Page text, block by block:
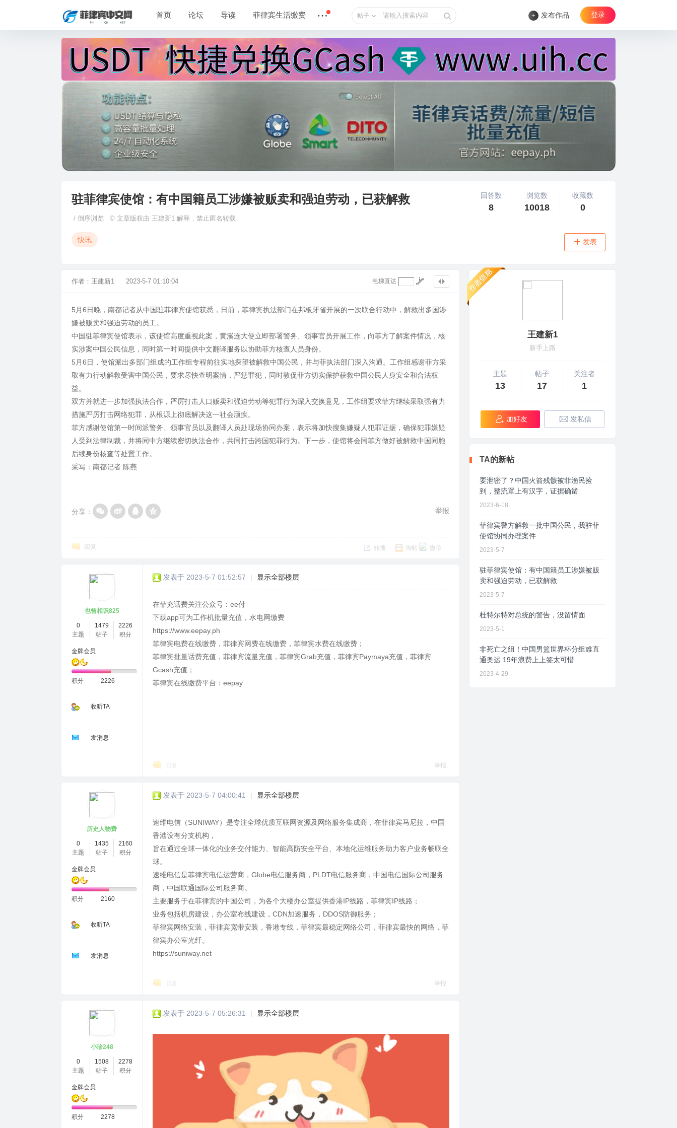
首页 论坛 导读 菲律宾生活缴费 帖子 + 发布作品 登录
驻菲律宾使馆：有中国籍员工涉嫌被贩卖和强迫劳动，已获解救
/ 倒序浏览 © 文章版权由 王建新1 解释，禁止匿名转载
快讯
回答数
8
浏览数
10018
收藏数
0
发表
作者： 王建新1 2023-5-7 01:10:04 电梯直达
5月6日晚，南都记者从中国驻菲律宾使馆获悉，日前，菲律宾执法部门在邦板牙省开展的一次联合行动中，解救出多国涉
嫌被贩卖和强迫劳动的员工。
中国驻菲律宾使馆表示，该使馆高度重视此案，黄溪连大使立即部署警务、领事官员开展工作，向菲方了解案件情况，核
实涉案中国公民信息，同时第一时间提供中文翻译服务以协助菲方核查人员身份。
5月6日，使馆派出多部门组成的工作组专程前往实地探望被解救中国公民，并与菲执法部门深入沟通。工作组感谢菲方采
取有力行动解救受害中国公民，要求尽快查明案情，严惩罪犯，同时敦促菲方切实保护获救中国公民人身安全和合法权
益。
双方并就进一步加强执法合作，严厉打击人口贩卖和强迫劳动等犯罪行为深入交换意见，工作组要求菲方继续采取强有力
措施严厉打击网络犯罪，从根源上彻底解决这一社会顽疾。
菲方感谢使馆第一时间派警务、领事官员以及翻译人员赴现场协同办案，表示将加快搜集嫌疑人犯罪证据，确保犯罪嫌疑
人受到法律制裁，并将同中方继续密切执法合作，共同打击跨国犯罪行为。下一步，使馆将会同菲方做好被解救中国同胞
后续身份核查等处置工作。
采写：南都记者 陈燕
分享： 举报
转播 淘帖 微信
回复
也曾相识825
0
主题
1479
帖子
2226
积分
金牌会员
积分 2226
收听TA
发消息
发表于 2023-5-7 01:52:57 | 显示全部楼层
在菲充话费关注公众号：ee付
下载app可为工作机批量充值，水电网缴费
https://www.eepay.ph
菲律宾电费在线缴费，菲律宾网费在线缴费，菲律宾水费在线缴费；
菲律宾批量话费充值，菲律宾流量充值，菲律宾Grab充值，菲律宾Paymaya充值，菲律宾
Gcash充值；
菲律宾在线缴费平台：eepay
举报
历史人物费
0
主题
1435
帖子
2160
积分
金牌会员
积分 2160
收听TA
发消息
发表于 2023-5-7 04:00:41 | 显示全部楼层
速维电信（SUNIWAY）是专注全球优质互联网资源及网络服务集成商，在菲律宾马尼拉，中国
香港设有分支机构，
旨在通过全球一体化的业务交付能力、智能高防安全平台、本地化运维服务助力客户业务畅联全
球。
速维电信是菲律宾电信运营商，Globe电信服务商，PLDT电信服务商，中国电信国际公司服务
商，中国联通国际公司服务商。
主要服务于在菲律宾的中国公司，为各个大楼办公室提供香港IP线路，菲律宾IP线路；
业务包括机房建设，办公室布线建设，CDN加速服务，DDOS防御服务；
菲律宾网络安装，菲律宾宽带安装，香港专线，菲律宾最稳定网络公司，菲律宾最快的网络，菲
律宾办公室光纤。
https://suniway.net
举报
小珍248
0
主题
1508
帖子
2278
积分
金牌会员
积分 2278
发表于 2023-5-7 05:26:31 | 显示全部楼层
王建新1
新手上路
主题
13
帖子
17
关注者
1
加好友 发私信
TA的新帖
要泄密了？中国火箭残骸被菲渔民捡
到，整流罩上有汉字，证据确凿
2023-6-18
菲律宾警方解救一批中国公民，我驻菲
使馆协同办理案件
2023-5-7
驻菲律宾使馆：有中国籍员工涉嫌被贩
卖和强迫劳动，已获解救
2023-5-7
杜特尔特对总统的警告，没留情面
2023-5-1
非死亡之组！中国男篮世界杯分组难直
通奥运 19年浪费上上签太可惜
2023-4-29